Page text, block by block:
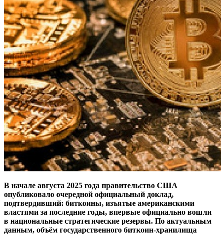
В начале августа 2025 года правительство США
опубликовало очередной официальный доклад,
подтвердивший: биткоины, изъятые американскими
властями за последние годы, впервые официально вошли
в национальные стратегические резервы. По актуальным
данным, объём государственного биткоин-хранилища